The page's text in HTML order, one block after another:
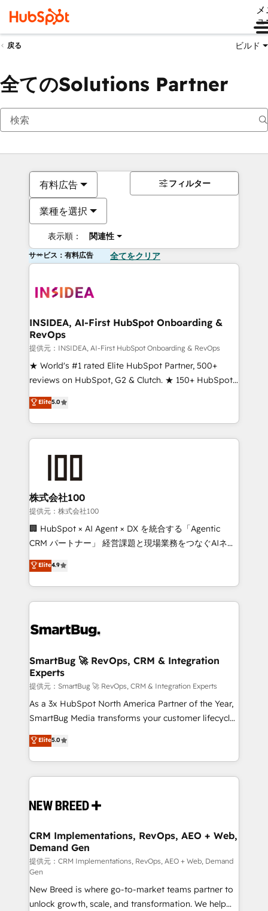
ュ
戻る ビルド
全てのSolutions Partner
有料広告
業種を選択
表示順： 関連性
フィルター
サービス：有料広告 全てをクリア
INSIDEA, AI-First HubSpot Onboarding &
RevOps
提供元：INSIDEA, AI-First HubSpot Onboarding & RevOps
★ World's #1 rated Elite HubSpot Partner, 500+
reviews on HubSpot, G2 & Clutch. ★ 150+ HubSpot
Certified Experts & Trainers across the team ★
1,500+ implementations across five continents ★ AI-
First, RevOps-led, Onboarding obsessed ★
Company of the Year 2024/25 INSIDEA helps
and build AI-powered workflows that drive adoption
from week one, in your time zone. What we do ➤
Onboarding: Live in weeks, with workflows built
around your business, not a template. ➤ Migration:
Move from any legacy CRM. Zero downtime, full data
run your revenue process. Sales, marketing, and
service wired together. ➤ AI and Integrations: Layer
tune-ups, feature rollouts, adoption coaching. Buying
HubSpot, switching to it, or reviving a stale portal?
We are built for the work.
Elite5.0
株式会社100
提供元：株式会社100
🏢 HubSpot × AI Agent × DX を統合する「Agentic
CRM パートナー」 経営課題と現場業務をつなぐAIネイ
ティブ・エージェンシーとして、HubSpot Eliteの実装
力で顧客フロント業務を再設計します。 💡 100inc は何
をする会社か？ HubSpotを共通基盤に、AIエージェン
トを組み込んだ顧客フロント業務（マーケティング・営
ィブ・エージェンシーです。事業部・グループ会社・部
を、CRMを軸とした全社共通基盤に再構築します。意
思決定者・PMO・現場担当者に並走します。 1️⃣
HubSpot導入・活用支援 顧客データの一元化から、
GTMの見える化・自動化まで。全Hub統合運用、デー
タ品質設計、グループ横断のCRM統合に対応します。
の一部をAIが自律実行する組織への移行を設計・実装。
Breeze・Claude等をHubSpotと連携させ、役割定義・
革を、構想から実装・定着までPMOとして主導。「設
の統合・浸透・変革管理を実行します。 ▸ CMS戦略設
計・構築：リード獲得・CVR・SEOを前提にした情報設
計・導線設計・テンプレート設計をContent Hubで一体
提供。 ▸ 既存CRM・MAからの移行支援：Salesforce・
Marketo・Pardot等からの移行、カスタム設計、履歴
データ移行と活用設計まで。 ▸ AEO対応：ChatGPT・
Elite4.9
SmartBug 🚀 RevOps, CRM & Integration
Experts
提供元：SmartBug 🚀 RevOps, CRM & Integration Experts
As a 3x HubSpot North America Partner of the Year,
SmartBug Media transforms your customer lifecycle
into a revenue engine. Our unified ecosystem
includes specialized divisions Globalia (AI &
Software) and Point Success Media (Paid Media),
making this the official home for all three brands. 🔄
and system integrations powered by Globalia’s
trainers to drive platform adoption. 📈 Revenue
Generation - Full-funnel marketing and high-
performance advertising via Point Success Media. -
Expert deployment of Breeze AI and custom agents
to automate growth. 🏆 Elite Excellence - 8 platform
accreditations and deep HIPAA-compliance
Elite5.0
CRM Implementations, RevOps, AEO + Web,
Demand Gen
提供元：CRM Implementations, RevOps, AEO + Web, Demand
Gen
New Breed is where go-to-market teams partner to
unlock growth, scale, and transformation. We help